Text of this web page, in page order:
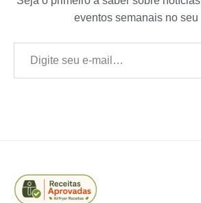
eventos semanais no seu
Digite seu e-mail…